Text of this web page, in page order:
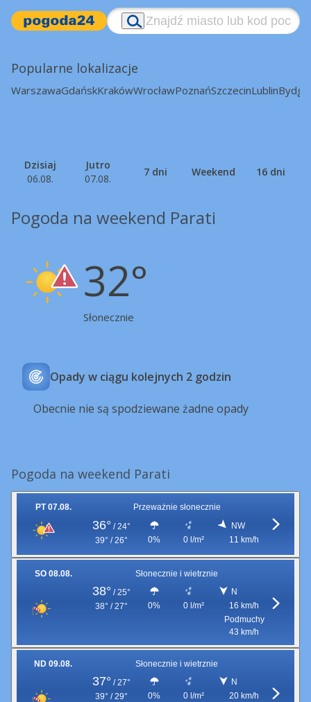
Popularne lokalizacje
WarszawaGdańskKrakówWrocławPoznańSzczecinLublin
Dzisiaj
06.08.
Jutro
07.08.
7 dni Weekend 16 dni
Pogoda na weekend Parati
32°
Słonecznie
Opady w ciągu kolejnych 2 godzin
Obecnie nie są spodziewane żadne opady
Pogoda na weekend Parati
PT 07.08. Przeważnie słonecznie
36° / 24°
39° / 26°
0% 0 l/m²
NW
11 km/h
SO 08.08. Słonecznie i wietrznie
38° / 25°
38° / 27°
0% 0 l/m²
N
16 km/h
Podmuchy
43 km/h
ND 09.08. Słonecznie i wietrznie
37° / 27°
39° / 29°
0% 0 l/m²
N
20 km/h